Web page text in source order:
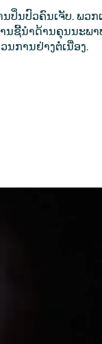
ປິ່ນປົວຄົນເຈັບ. ພວກ
ຊີ້ນໍາດ້ານຄຸນນະພາ
ການຢ່າງຕໍ່ເນື່ອງ.